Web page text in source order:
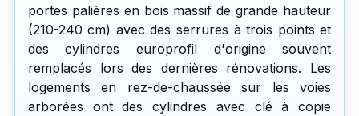
portes palières en bois massif de grande hauteur
(210-240 cm) avec des serrures à trois points et
des cylindres europrofil d'origine souvent
remplacés lors des dernières rénovations. Les
logements en rez-de-chaussée sur les voies
arborées ont des cylindres avec clé à copie